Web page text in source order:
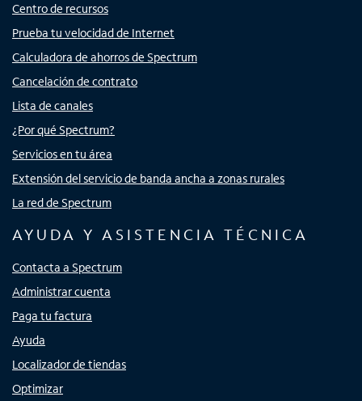
Centro de recursos
Prueba tu velocidad de Internet
Calculadora de ahorros de Spectrum
Cancelación de contrato
Lista de canales
¿Por qué Spectrum?
Servicios en tu área
Extensión del servicio de banda ancha a zonas rurales
La red de Spectrum
AYUDA Y ASISTENCIA TÉCNICA
Contacta a Spectrum
Administrar cuenta
Paga tu factura
Ayuda
Localizador de tiendas
Optimizar